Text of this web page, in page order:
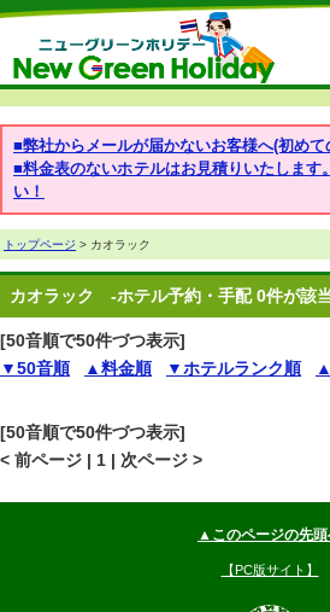
■弊社からメールが届かないお客様へ(初め
■料金表のないホテルはお見積りいたします
い！
トップページ > カオラック
カオラック -ホテル予約・手配 0件が該
[50音順で50件づつ表示]
▼50音順
▲料金順 ▼ホテルランク順
[50音順で50件づつ表示]
< 前ページ | 1 | 次ページ >
▲このページの先頭
【PC版サイト】